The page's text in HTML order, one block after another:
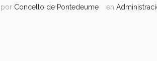
por Concello de Pontedeume en